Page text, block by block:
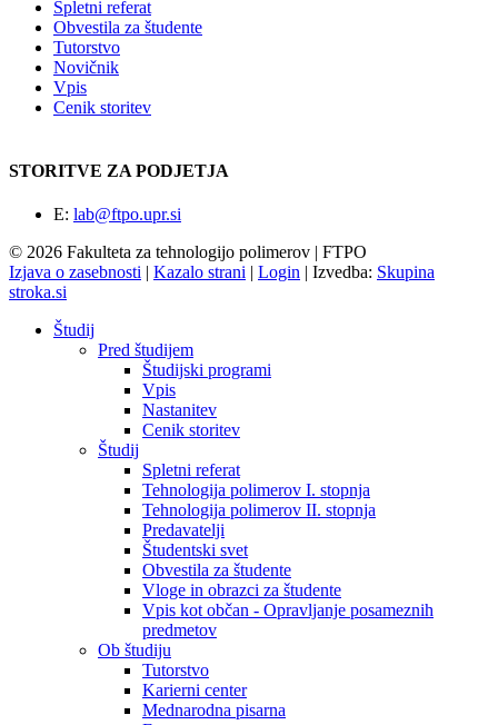
Spletni referat
Obvestila za študente
Tutorstvo
Novičnik
Vpis
Cenik storitev
STORITVE ZA PODJETJA
E: lab@ftpo.upr.si
© 2026 Fakulteta za tehnologijo polimerov | FTPO
Izjava o zasebnosti | Kazalo strani | Login | Izvedba: Skupina
stroka.si
Študij
Pred študijem
Študijski programi
Vpis
Nastanitev
Cenik storitev
Študij
Spletni referat
Tehnologija polimerov I. stopnja
Tehnologija polimerov II. stopnja
Predavatelji
Študentski svet
Obvestila za študente
Vloge in obrazci za študente
Vpis kot občan - Opravljanje posameznih
predmetov
Ob študiju
Tutorstvo
Karierni center
Mednarodna pisarna